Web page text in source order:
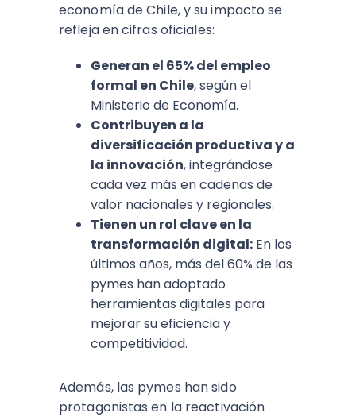
economía de Chile, y su impacto se
refleja en cifras oficiales:
Generan el 65% del empleo
formal en Chile, según el
Ministerio de Economía.
Contribuyen a la
diversificación productiva y a
la innovación, integrándose
cada vez más en cadenas de
valor nacionales y regionales.
Tienen un rol clave en la
transformación digital: En los
últimos años, más del 60% de las
pymes han adoptado
herramientas digitales para
mejorar su eficiencia y
competitividad.
Además, las pymes han sido
protagonistas en la reactivación